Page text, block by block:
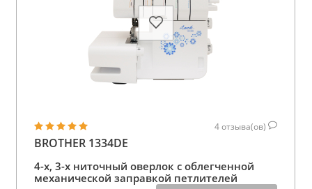
4отзыва(ов)
BROTHER 1334DE
4-х, 3-х ниточный оверлок с облегченной
механической заправкой петлителей